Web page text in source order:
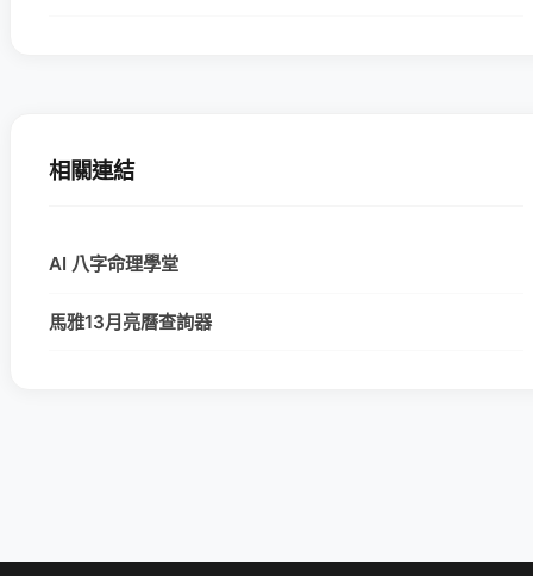
相關連結
AI 八字命理學堂
馬雅13月亮曆查詢器